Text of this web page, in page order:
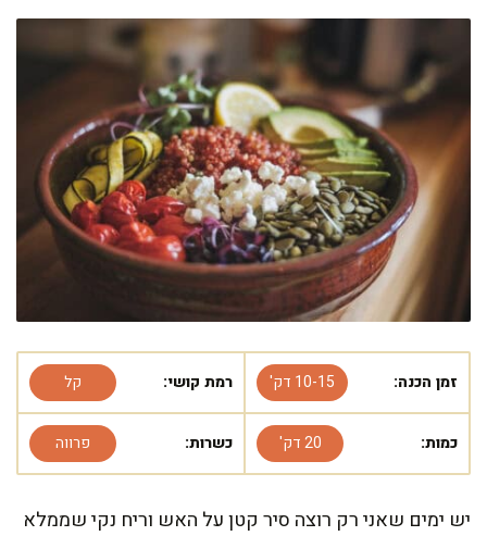
זמן הכנה: 10-15 דק' רמת קושי: קל
כמות: 20 דק' כשרות: פרווה
יש ימים שאני רק רוצה סיר קטן על האש וריח נקי שממלא